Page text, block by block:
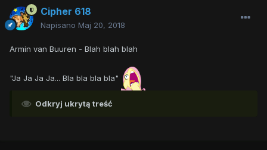
Cipher 618
Napisano Maj 20, 2018
Armin van Buuren - Blah blah blah
"Ja Ja Ja Ja... Bla bla bla bla"
Odkryj ukrytą treść